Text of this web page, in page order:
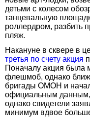
детьми с колесом
танцевальную
роллердром, разбить
пляж.
Накануне в сквере в
третья по счету акция
Поначалу акция была
флешмоб, однако
бригады ОМОН и
официальным данным,
однако свидетели
минимум вдвое